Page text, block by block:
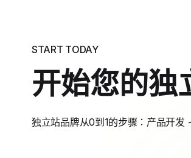
START TODAY
开始您的独
独立站品牌从0到1的步骤：产品开